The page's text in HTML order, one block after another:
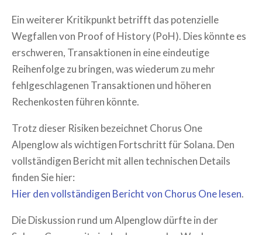
Ein weiterer Kritikpunkt betrifft das potenzielle
Wegfallen von Proof of History (PoH). Dies könnte es
erschweren, Transaktionen in eine eindeutige
Reihenfolge zu bringen, was wiederum zu mehr
fehlgeschlagenen Transaktionen und höheren
Rechenkosten führen könnte.
Trotz dieser Risiken bezeichnet Chorus One
Alpenglow als wichtigen Fortschritt für Solana. Den
vollständigen Bericht mit allen technischen Details
finden Sie hier:
Hier den vollständigen Bericht von Chorus One lesen.
Die Diskussion rund um Alpenglow dürfte in der